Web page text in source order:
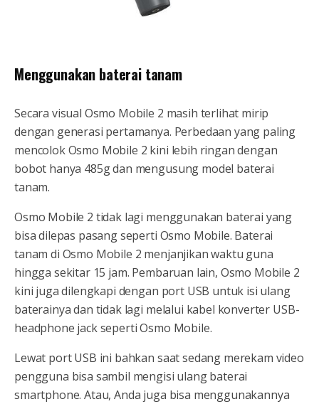
Menggunakan baterai tanam
Secara visual Osmo Mobile 2 masih terlihat mirip
dengan generasi pertamanya. Perbedaan yang paling
mencolok Osmo Mobile 2 kini lebih ringan dengan
bobot hanya 485g dan mengusung model baterai
tanam.
Osmo Mobile 2 tidak lagi menggunakan baterai yang
bisa dilepas pasang seperti Osmo Mobile. Baterai
tanam di Osmo Mobile 2 menjanjikan waktu guna
hingga sekitar 15 jam. Pembaruan lain, Osmo Mobile 2
kini juga dilengkapi dengan port USB untuk isi ulang
baterainya dan tidak lagi melalui kabel konverter USB-
headphone jack seperti Osmo Mobile.
Lewat port USB ini bahkan saat sedang merekam video
pengguna bisa sambil mengisi ulang baterai
smartphone. Atau, Anda juga bisa menggunakannya